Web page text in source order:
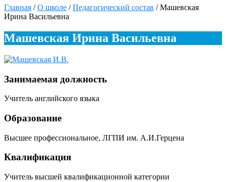
Главная /О школе /Педагогический состав /Машевская
Ирина Васильевна
Машевская Ирина Васильевна
Занимаемая должность
Учитель английского языка
Образование
Высшее профессиональное, ЛГПИ им. А.И.Герцена
Квалификация
Учитель высшей квалификационной категории